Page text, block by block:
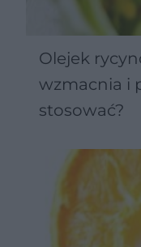
Olejek
wzmacnia i
stosować?